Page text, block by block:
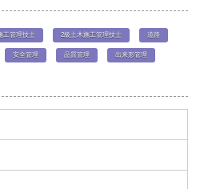
工管理技士 2級土木施工管理技士 道路
安全管理 品質管理 出来形管理